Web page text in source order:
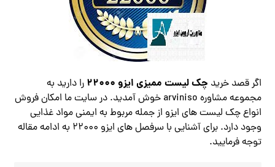
اگر قصد خرید چک لیست ممیزی ایزو 22000
را دارید به
مجموعه مشاوره arviniso خوش آمدید. در سایت ما امکان فروش
انواع چک لیست های ایزو از جمله مربوط به ایمنی مواد غذایی
وجود دارد. برای آشنایی با سرفصل های ایزو 22000 به ادامه مقاله
توجه فرمایید.